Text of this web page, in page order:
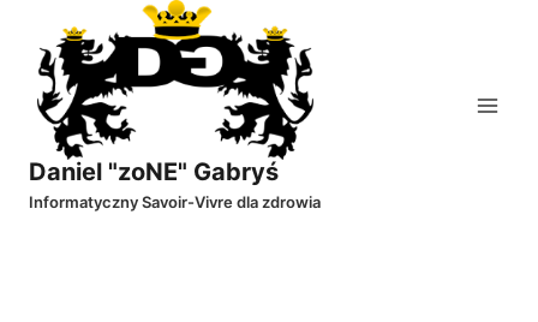
treści
Daniel "zoNE" Gabryś
Informatyczny Savoir-Vivre dla zdrowia